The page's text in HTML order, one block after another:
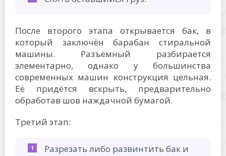
После второго этапа открывается бак, в
который заключён барабан стиральной
машины. Разъёмный разбирается
элементарно, однако у большинства
современных машин конструкция цельная.
Её придётся вскрыть, предварительно
обработав шов наждачной бумагой.
Третий этап:
Разрезать либо развинтить бак и